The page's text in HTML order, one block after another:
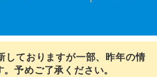
しておりますが一部、昨年の情
予めご了承ください。